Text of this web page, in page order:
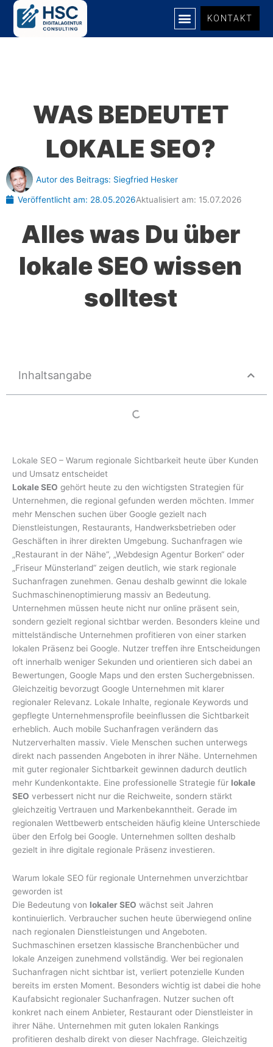
Zum
springen
KONTAKT
WAS BEDEUTET
LOKALE SEO?
Autor des Beitrags: Siegfried Hesker
Veröffentlicht am: 28.05.2026Aktualisiert am: 15.07.2026
Alles was Du über
lokale SEO wissen
solltest
Inhaltsangabe
Lokale SEO – Warum regionale Sichtbarkeit heute über Kunden
und Umsatz entscheidet
Lokale SEO gehört heute zu den wichtigsten Strategien für
Unternehmen, die regional gefunden werden möchten. Immer
mehr Menschen suchen über Google gezielt nach
Dienstleistungen, Restaurants, Handwerksbetrieben oder
Geschäften in ihrer direkten Umgebung. Suchanfragen wie
„Restaurant in der Nähe“, „Webdesign Agentur Borken“ oder
„Friseur Münsterland“ zeigen deutlich, wie stark regionale
Suchanfragen zunehmen. Genau deshalb gewinnt die lokale
Suchmaschinenoptimierung massiv an Bedeutung.
Unternehmen müssen heute nicht nur online präsent sein,
sondern gezielt regional sichtbar werden. Besonders kleine und
mittelständische Unternehmen profitieren von einer starken
lokalen Präsenz bei Google. Nutzer treffen ihre Entscheidungen
oft innerhalb weniger Sekunden und orientieren sich dabei an
Bewertungen, Google Maps und den ersten Suchergebnissen.
Gleichzeitig bevorzugt Google Unternehmen mit klarer
regionaler Relevanz. Lokale Inhalte, regionale Keywords und
gepflegte Unternehmensprofile beeinflussen die Sichtbarkeit
erheblich. Auch mobile Suchanfragen verändern das
Nutzerverhalten massiv. Viele Menschen suchen unterwegs
direkt nach passenden Angeboten in ihrer Nähe. Unternehmen
mit guter regionaler Sichtbarkeit gewinnen dadurch deutlich
mehr Kundenkontakte. Eine professionelle Strategie für lokale
SEO verbessert nicht nur die Reichweite, sondern stärkt
gleichzeitig Vertrauen und Markenbekanntheit. Gerade im
regionalen Wettbewerb entscheiden häufig kleine Unterschiede
über den Erfolg bei Google. Unternehmen sollten deshalb
gezielt in ihre digitale regionale Präsenz investieren.
Warum lokale SEO für regionale Unternehmen unverzichtbar
geworden ist
Die Bedeutung von lokaler SEO wächst seit Jahren
kontinuierlich. Verbraucher suchen heute überwiegend online
nach regionalen Dienstleistungen und Angeboten.
Suchmaschinen ersetzen klassische Branchenbücher und
lokale Anzeigen zunehmend vollständig. Wer bei regionalen
Suchanfragen nicht sichtbar ist, verliert potenzielle Kunden
bereits im ersten Moment. Besonders wichtig ist dabei die hohe
Kaufabsicht regionaler Suchanfragen. Nutzer suchen oft
konkret nach einem Anbieter, Restaurant oder Dienstleister in
ihrer Nähe. Unternehmen mit guten lokalen Rankings
profitieren deshalb direkt von dieser Nachfrage. Gleichzeitig